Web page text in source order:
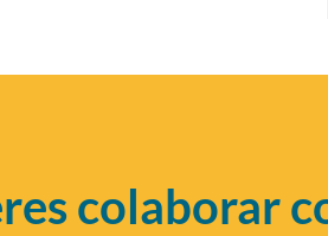
colaborar